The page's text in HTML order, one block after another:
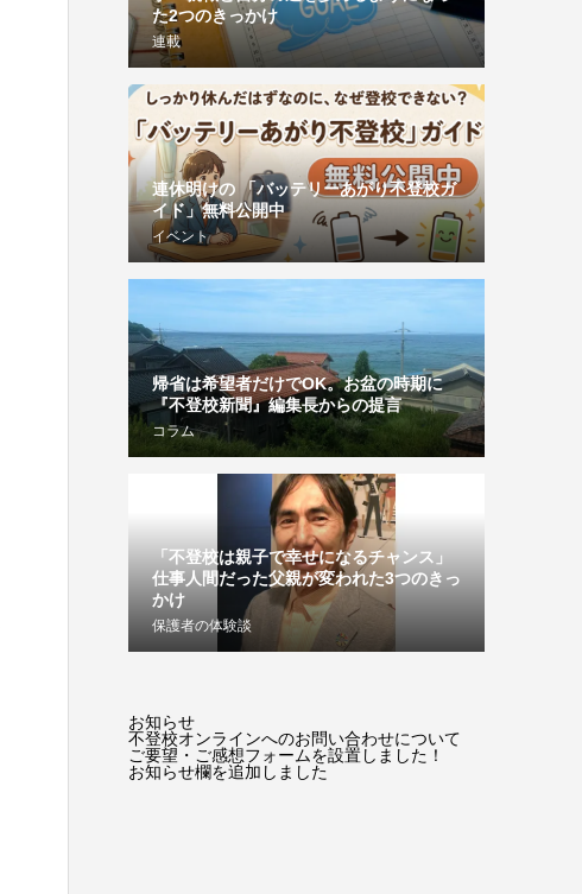
た2つのきっかけ
連載
連休明けの 「バッテリーあがり不登校ガ
イド」無料公開中
イベント
帰省は希望者だけでOK。お盆の時期に
『不登校新聞』編集長からの提言
コラム
「不登校は親子で幸せになるチャンス」
仕事人間だった父親が変われた3つのきっ
かけ
保護者の体験談
お知らせ
不登校オンラインへのお問い合わせについて
ご要望・ご感想フォームを設置しました！
お知らせ欄を追加しました